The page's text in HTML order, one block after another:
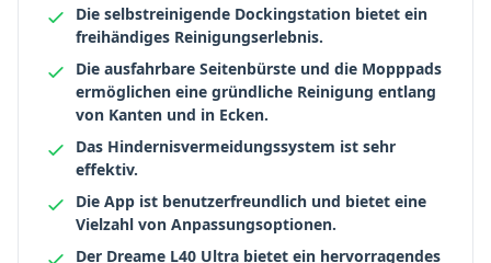
Die selbstreinigende Dockingstation bietet ein
freihändiges Reinigungserlebnis.
Die ausfahrbare Seitenbürste und die Mopppads
ermöglichen eine gründliche Reinigung entlang
von Kanten und in Ecken.
Das Hindernisvermeidungssystem ist sehr
effektiv.
Die App ist benutzerfreundlich und bietet eine
Vielzahl von Anpassungsoptionen.
Der Dreame L40 Ultra bietet ein hervorragendes